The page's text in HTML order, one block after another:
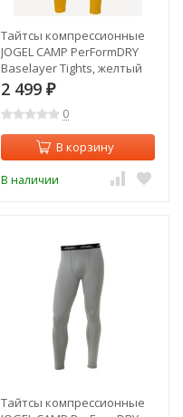
Тайтсы компрессионные
JOGEL CAMP PerFormDRY
Baselayer Tights, желтый
(2125918)
2 499 ₽
0
В корзину
В наличии
Тайтсы компрессионные